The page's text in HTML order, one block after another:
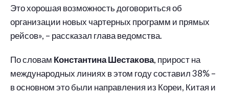
Это хорошая возможность договориться об
организации новых чартерных программ и прямых
рейсов», – рассказал глава ведомства.
По словам Константина Шестакова, прирост на
международных линиях в этом году составил 38% –
в основном это были направления из Кореи, Китая и